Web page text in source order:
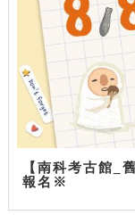
【南科考古館_
報名※